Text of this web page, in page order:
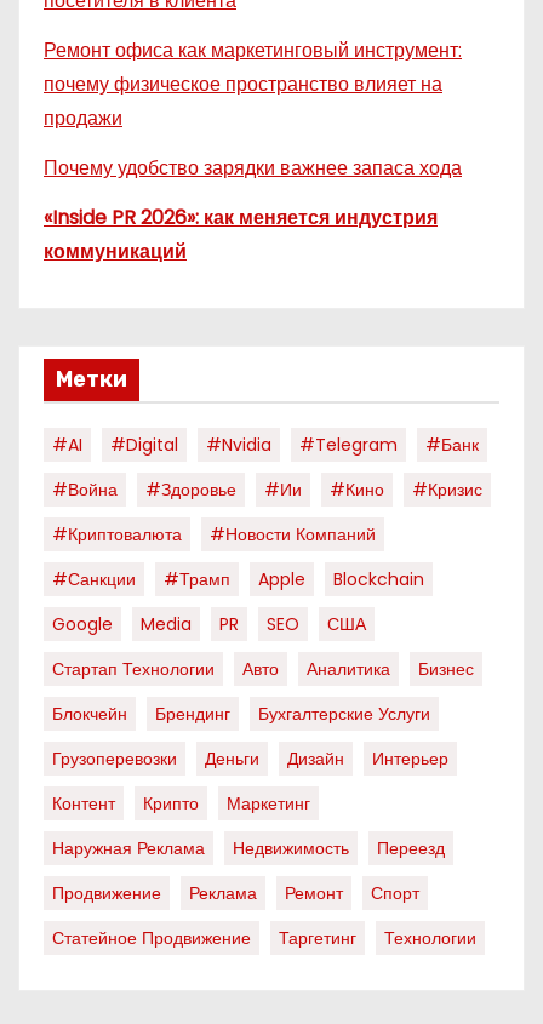
Ремонт офиса как маркетинговый инструмент:
почему физическое пространство влияет на
продажи
Почему удобство зарядки важнее запаса хода
«Inside PR 2026»: как меняется индустрия
коммуникаций
Метки
#AI #digital #nvidia #telegram
#банк
#война
#здоровье #ии #кино
#кризис
#криптовалюта
#новости Компаний
#санкции
#трамп Apple
Blockchain
Google
Media PR SEO
США
Стартап Технологии
Авто Аналитика
Бизнес
Блокчейн
Брендинг
Бухгалтерские Услуги
Грузоперевозки
Деньги Дизайн
Интерьер
Контент
Крипто
Маркетинг
Наружная Реклама
Недвижимость
Переезд
Продвижение
Реклама Ремонт
Спорт
Статейное Продвижение
Таргетинг Технологии